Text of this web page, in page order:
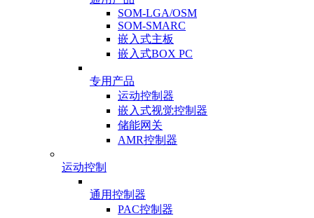
SOM-LGA/OSM
SOM-SMARC
嵌入式主板
嵌入式BOX PC
专用产品
运动控制器
嵌入式视觉控制器
储能网关
AMR控制器
运动控制
通用控制器
PAC控制器